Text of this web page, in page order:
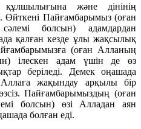
және дінінің
Өйткені Пайғамбарымыз (оған
болсын) адамдардан
қалған кезде ұлы жақсылық
(оған Алланың
ілескен адам үшін де өз
беріледі. Демек оңашада
жақындау арқылы бір
Пайғамбарымыздың (оған
болсын) өзі Алладан аян
болған еді.